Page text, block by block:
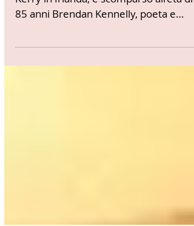
Brendan Kennelly
85 anni Brendan Kennelly, poeta e